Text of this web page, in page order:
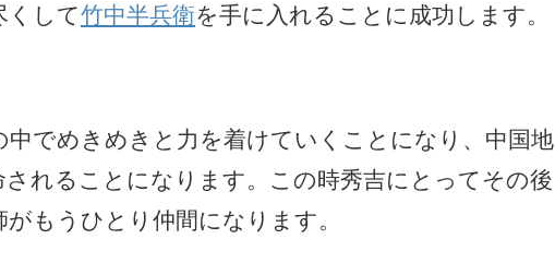
くして竹中半兵衛を手に入れることに成功します。
中でめきめきと力を着けていくことになり、中国地
されることになります。この時秀吉にとってその後
もうひとり仲間になります。